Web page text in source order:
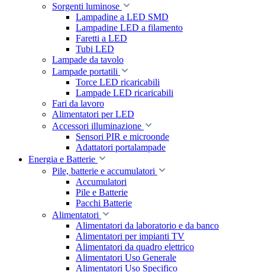
Sorgenti luminose
Lampadine a LED SMD
Lampadine LED a filamento
Faretti a LED
Tubi LED
Lampade da tavolo
Lampade portatili
Torce LED ricaricabili
Lampade LED ricaricabili
Fari da lavoro
Alimentatori per LED
Accessori illuminazione
Sensori PIR e microonde
Adattatori portalampade
Energia e Batterie
Pile, batterie e accumulatori
Accumulatori
Pile e Batterie
Pacchi Batterie
Alimentatori
Alimentatori da laboratorio e da banco
Alimentatori per impianti TV
Alimentatori da quadro elettrico
Alimentatori Uso Generale
Alimentatori Uso Specifico